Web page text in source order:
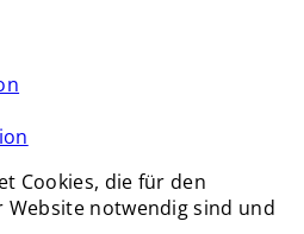
Cookies, die für den
notwendig sind und